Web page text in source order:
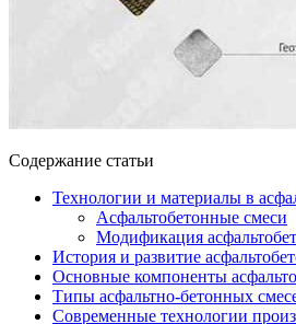
Содержание статьи
Технологии и материалы в
Асфальтобетонные смеси
Модификация
История и развитие
Основные компоненты
Типы асфальтно-бетонных
Современные технологии